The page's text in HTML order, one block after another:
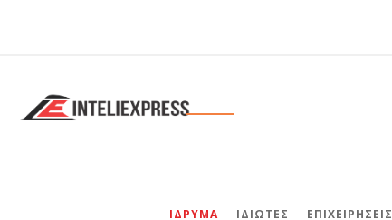
ΊΔΡΥΜΑ ΙΔΙΏΤΕΣ ΕΠΙΧΕΙΡΉΣΕΙΣ